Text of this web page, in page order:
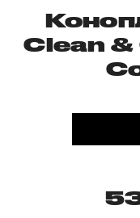
Clean &